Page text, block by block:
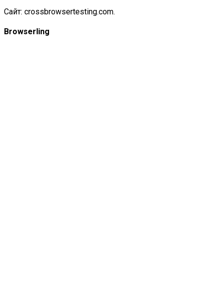
Сайт: crossbrowsertesting.com.
Browserling